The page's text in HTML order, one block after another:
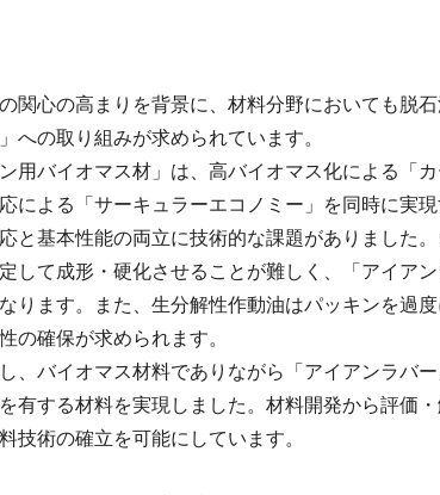
関心の高まりを背景に、材料分野においても脱
への取り組みが求められています。
用バイオマス材」は、高バイオマス化による「カ
による「サーキュラーエコノミー」を同時に実現
と基本性能の両立に技術的な課題がありました
して成形・硬化させることが難しく、「アイア
ります。また、生分解性作動油はパッキンを過
の確保が求められます。
、バイオマス材料でありながら「アイアンラバ
有する材料を実現しました。材料開発から評価
技術の確立を可能にしています。